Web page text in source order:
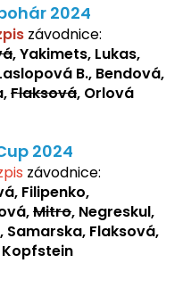
2024
závodnice:
, Yakimets, Lukas,
B., Bendová,
Flaksová, Orlová
2024
závodnice:
Filipenko,
Mitro, Negreskul,
Samarska, Flaksová,